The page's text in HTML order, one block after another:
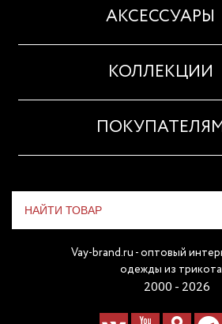
АКСЕССУАРЫ
КОЛЛЕКЦИИ
ПОКУПАТЕЛЯМ
Vay-brand.ru - оптовый
одежды из
2000 - 2026